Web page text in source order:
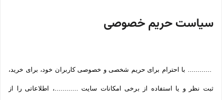
سیاست حریم خصوصی
............ با احترام برای حریم شخصی و خصوصی کاربران خود، برای خرید،
ثبت نظر و یا استفاده از برخی امکانات سایت ............، اطلاعاتی را از